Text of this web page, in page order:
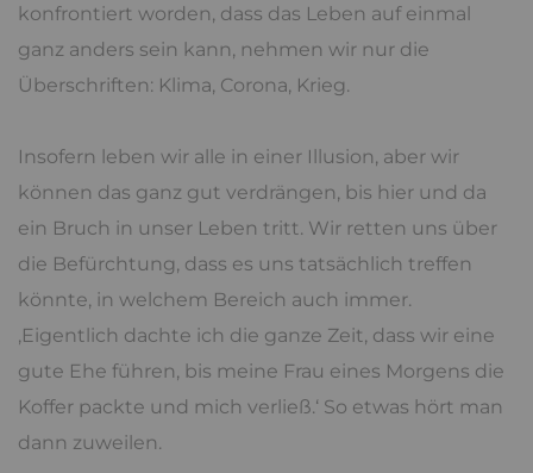
konfrontiert worden, dass das Leben auf einmal
ganz anders sein kann, nehmen wir nur die
Überschriften: Klima, Corona, Krieg.
Insofern leben wir alle in einer Illusion, aber wir
können das ganz gut verdrängen, bis hier und da
ein Bruch in unser Leben tritt. Wir retten uns über
die Befürchtung, dass es uns tatsächlich treffen
könnte, in welchem Bereich auch immer.
‚Eigentlich dachte ich die ganze Zeit, dass wir eine
gute Ehe führen, bis meine Frau eines Morgens die
Koffer packte und mich verließ.‘ So etwas hört man
dann zuweilen.